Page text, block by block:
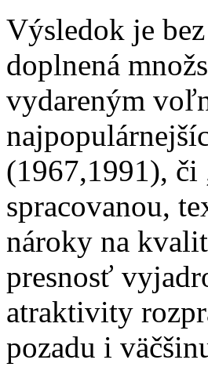
Výsledok je
doplnená
vydareným
(1967,1991), či
spracovanou,
nároky na
presnosť
atraktivity
pozadu i